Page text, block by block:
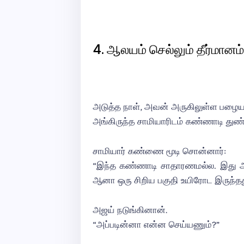
4. ஆலயம் செல்லும் தீர்மானம்
அடுத்த நாள், அவன் அருகிலுள்ள
அங்கிருந்த சாமியாரிடம் கண்ணாடி
சாமியார் கண்ணை மூடி சொன்னார்:
“இந்த கண்ணாடி சாதாரணமல்ல. இது
ஆனா ஒரு சிறிய பகுதி உயிரோட
அஜய் நடுங்கினான்.
“அப்படின்னா என்ன செய்யணும்?”